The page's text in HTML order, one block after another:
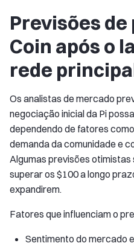
Previsões de
Coin após o
rede
Os analistas de mercado
negociação inicial da Pi
dependendo de fatores
demanda da comunidade e
Algumas previsões otimistas
superar os $100 a longo
expandirem.
Fatores que influenciam o
Sentimento do mercado